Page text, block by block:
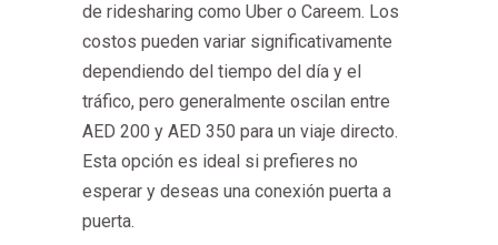
de ridesharing como Uber o Careem. Los
costos pueden variar significativamente
dependiendo del tiempo del día y el
tráfico, pero generalmente oscilan entre
AED 200 y AED 350 para un viaje directo.
Esta opción es ideal si prefieres no
esperar y deseas una conexión puerta a
puerta.